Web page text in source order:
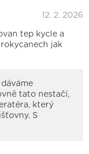
12. 2. 2026
tep kycle a
jak
tato nestačí,
který
S